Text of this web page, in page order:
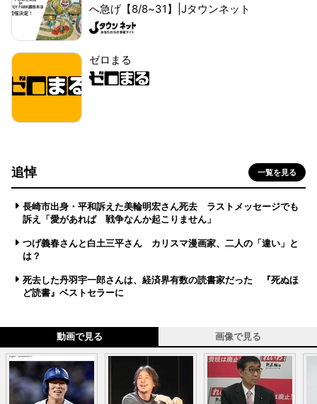
へ急げ【8/8~31】|Jタウンネット
ゼロまる
追悼 一覧を見る
長崎市出身・平和訴えた美輪明宏さん死去 ラストメッセージでも
訴え「愛があれば 戦争なんか起こりません」
つげ義春さんと白土三平さん カリスマ漫画家、二人の「違い」と
は？
死去した丹羽宇一郎さんは、経済界有数の読書家だった 『死ぬほ
ど読書』ベストセラーに
動画で見る 画像で見る